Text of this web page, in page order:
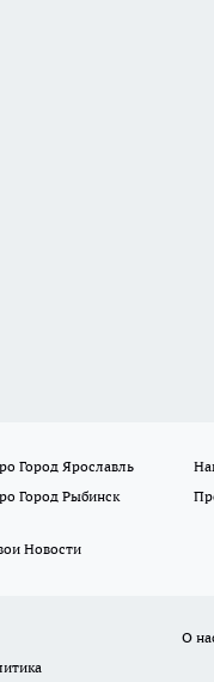
Город Ярославль
Город Рыбинск
Новости
О